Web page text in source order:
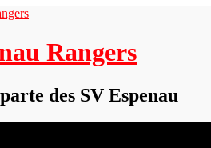
Rangers
des SV Espenau